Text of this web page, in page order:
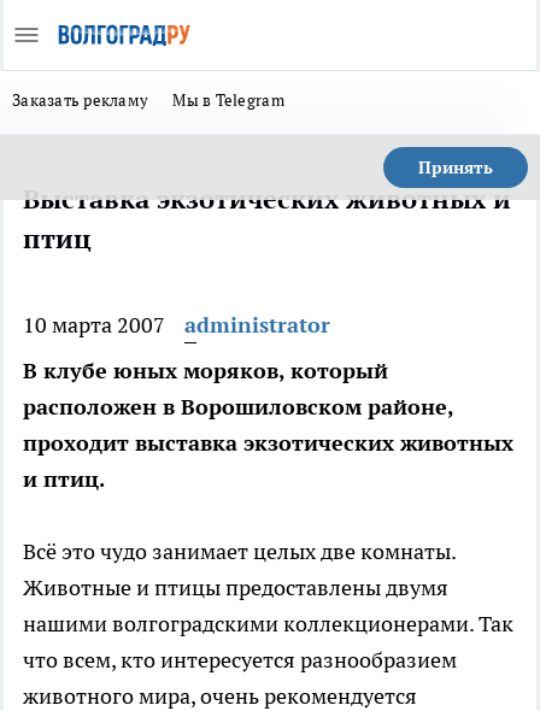
Заказать рекламу Мы в Telegram
Принять
Выставка экзотических животных и
птиц
10 марта 2007
administrator
В клубе юных моряков, который
расположен в Ворошиловском районе,
проходит выставка экзотических животных
и птиц.
Всё это чудо занимает целых две комнаты.
Животные и птицы предоставлены двумя
нашими волгоградскими коллекционерами. Так
что всем, кто интересуется разнообразием
животного мира, очень рекомендуется